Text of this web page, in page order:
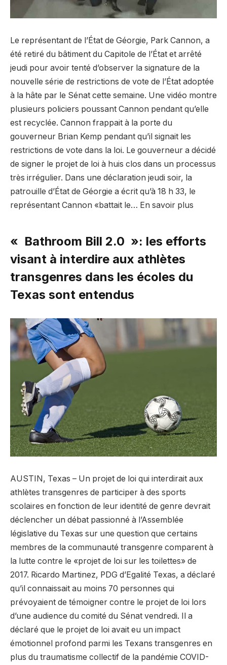
Le représentant de l’État de Géorgie, Park Cannon, a
été retiré du bâtiment du Capitole de l’État et arrêté
jeudi pour avoir tenté d’observer la signature de la
nouvelle série de restrictions de vote de l’État adoptée
à la hâte par le Sénat cette semaine. Une vidéo montre
plusieurs policiers poussant Cannon pendant qu’elle
est recyclée. Cannon frappait à la porte du
gouverneur Brian Kemp pendant qu’il signait les
restrictions de vote dans la loi. Le gouverneur a décidé
de signer le projet de loi à huis clos dans un processus
très irrégulier. Dans une déclaration jeudi soir, la
patrouille d’État de Géorgie a écrit qu’à 18 h 33, le
représentant Cannon «battait le… En savoir plus
« Bathroom Bill 2.0 »: les efforts
visant à interdire aux athlètes
transgenres dans les écoles du
Texas sont entendus
AUSTIN, Texas – Un projet de loi qui interdirait aux
athlètes transgenres de participer à des sports
scolaires en fonction de leur identité de genre devrait
déclencher un débat passionné à l’Assemblée
législative du Texas sur une question que certains
membres de la communauté transgenre comparent à
la lutte contre le «projet de loi sur les toilettes» de
2017. Ricardo Martinez, PDG d’Egalité Texas, a déclaré
qu’il connaissait au moins 70 personnes qui
prévoyaient de témoigner contre le projet de loi lors
d’une audience du comité du Sénat vendredi. Il a
déclaré que le projet de loi avait eu un impact
émotionnel profond parmi les Texans transgenres en
plus du traumatisme collectif de la pandémie COVID-